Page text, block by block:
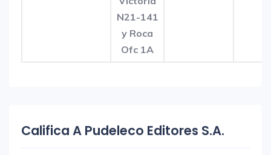
N21-141
y Roca
Ofc 1A
Califica A Pudeleco Editores S.A.